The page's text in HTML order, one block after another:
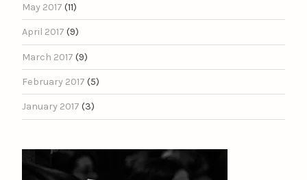
May 2017 (11)
April 2017 (9)
March 2017 (9)
February 2017 (5)
January 2017 (3)